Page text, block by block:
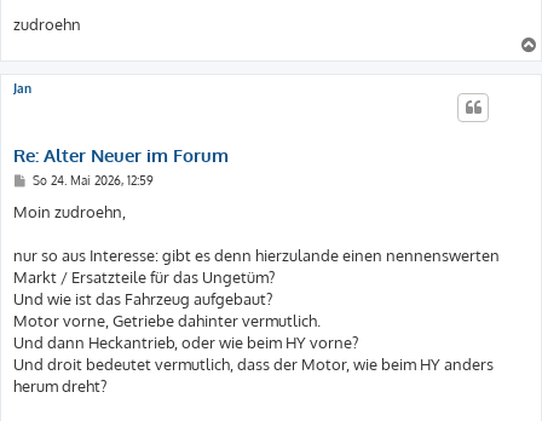
zudroehn
Jan
Re: Alter Neuer im Forum
B
i
t
a
g
So 24. Mai 2026, 12:59
Moin zudroehn,
nur so aus Interesse: gibt es denn hierzulande einen nennenswerten
Markt / Ersatzteile für das Ungetüm?
Und wie ist das Fahrzeug aufgebaut?
Motor vorne, Getriebe dahinter vermutlich.
Und dann Heckantrieb, oder wie beim HY vorne?
Und droit bedeutet vermutlich, dass der Motor, wie beim HY anders
herum dreht?